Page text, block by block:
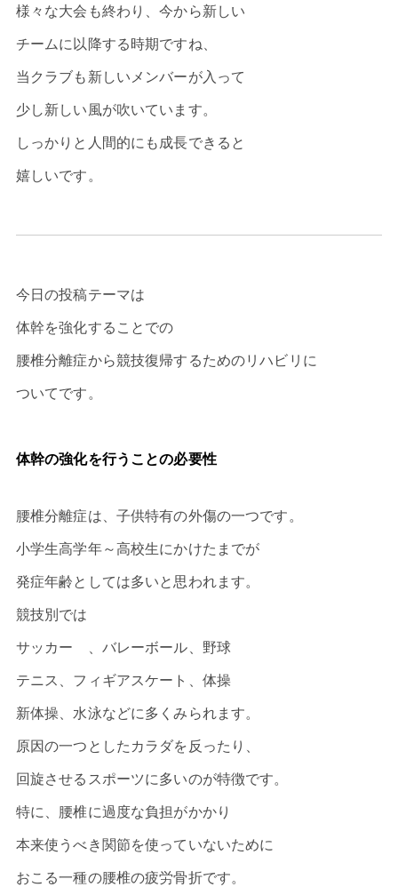
様々な大会も終わり、今から新しい
チームに以降する時期ですね、
当クラブも新しいメンバーが入って
少し新しい風が吹いています。
しっかりと人間的にも成長できると
嬉しいです。
今日の投稿テーマは
体幹を強化することでの
腰椎分離症から競技復帰するためのリハビリに
ついてです。
体幹の強化を行うことの必要性
腰椎分離症は、子供特有の外傷の一つです。
小学生高学年～高校生にかけたまでが
発症年齢としては多いと思われます。
競技別では
サッカー 、バレーボール、野球
テニス、フィギアスケート、体操
新体操、水泳などに多くみられます。
原因の一つとしたカラダを反ったり、
回旋させるスポーツに多いのが特徴です。
特に、腰椎に過度な負担がかかり
本来使うべき関節を使っていないために
おこる一種の腰椎の疲労骨折です。